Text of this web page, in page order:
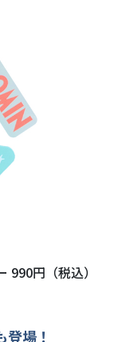
990円（税込）
場！